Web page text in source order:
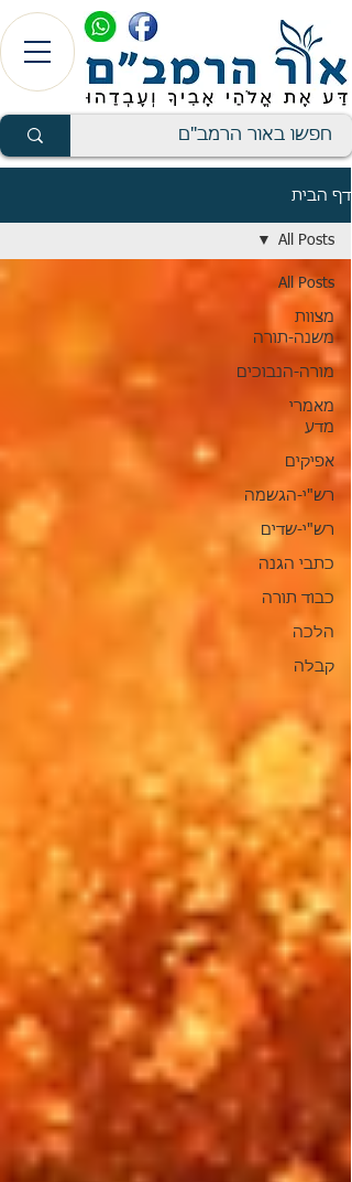
דף הבית
All Posts
מצוות
משנה-תורה
מורה-הנבוכים
מאמרי
מדע
אפיקים
רש"י-הגשמה
רש"י-שדים
כתבי הגנה
כבוד תורה
הלכה
קבלה
All Posts